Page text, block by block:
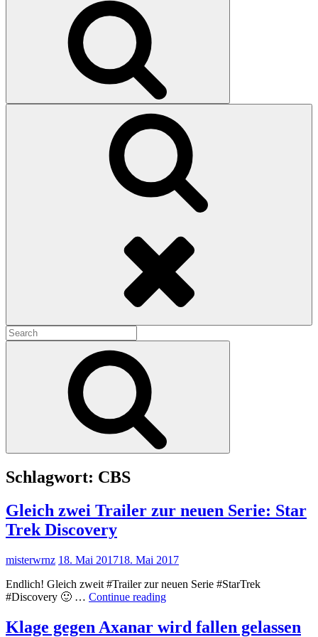
Search
for:
Schlagwort: CBS
Gleich zwei Trailer zur neuen Serie: Star
Trek Discovery
misterwrnz 18. Mai 201718. Mai 2017
Endlich! Gleich zweit #Trailer zur neuen Serie #StarTrek
#Discovery 🙂 … Continue readingGleich
Trailer
zur
Klage gegen Axanar wird fallen gelassen